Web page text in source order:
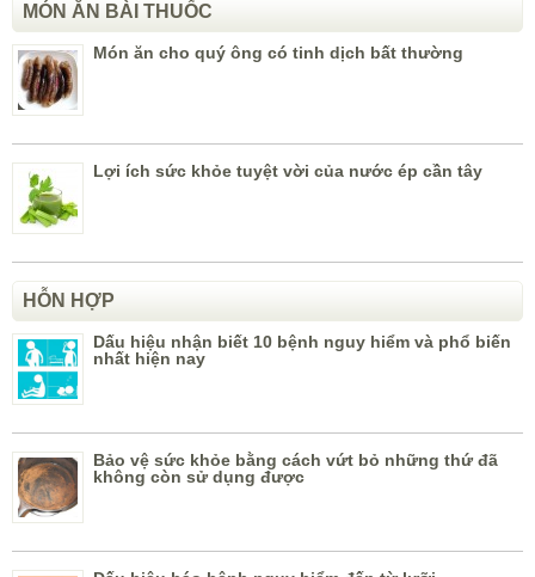
MÓN ĂN BÀI THUỐC
Món ăn cho quý ông có tinh dịch bất thường
Lợi ích sức khỏe tuyệt vời của nước ép cần tây
HỖN HỢP
Dấu hiệu nhận biết 10 bệnh nguy hiểm và phổ biến
nhất hiện nay
Bảo vệ sức khỏe bằng cách vứt bỏ những thứ đã
không còn sử dụng được